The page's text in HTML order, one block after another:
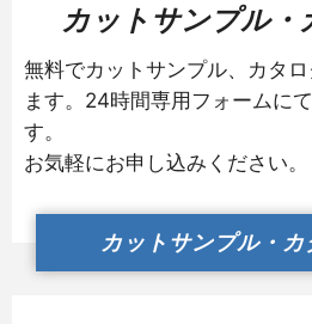
カットサンプル・
無料でカットサンプル、カタ
ます。24時間専用フォームに
す。
お気軽にお申し込みください。
カットサンプル・